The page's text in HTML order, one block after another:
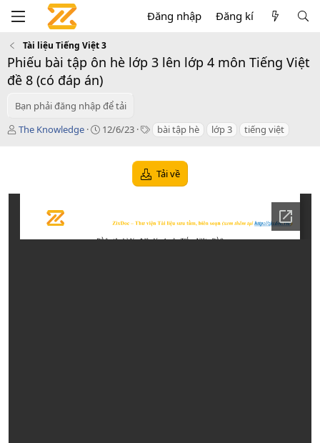
Đăng nhập Đăng kí
Tài liệu Tiếng Việt 3
Phiếu bài tập ôn hè lớp 3 lên lớp 4 môn Tiếng Việt
đề 8 (có đáp án)
Bạn phải đăng nhập để tải
T
ả
The Knowledge
C12/6/23
T bài tập hè lớp 3 tiếng việt
Tải về